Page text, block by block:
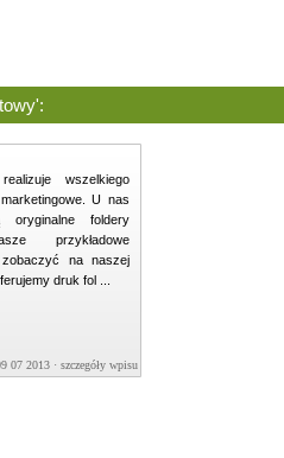
wszelkiego
U nas
oryginalne foldery
przykładowe
na naszej
druk fol ...
07 2013 · szczegóły wpisu »